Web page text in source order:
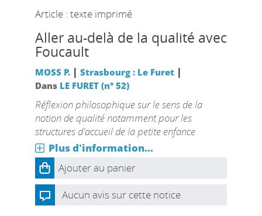
Article : texte imprimé
Aller au-delà de la qualité avec
Foucault
MOSS P. | Strasbourg : Le Furet|
Dans LE FURET (n° 52)
Réflexion philosophique sur le sens de la
notion de qualité notamment pour les
structures d'accueil de la petite enfance
Plus d'information...
Ajouter au panier
Aucun avis sur cette notice.